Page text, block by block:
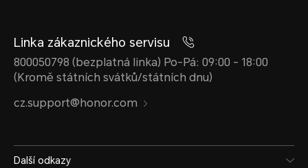
Linka zákaznického servisu
800050798 (bezplatná linka) Po-Pá: 09:00 - 18:00
(Kromě státních svátků/státních dnu)
cz.support@honor.com
Další odkazy